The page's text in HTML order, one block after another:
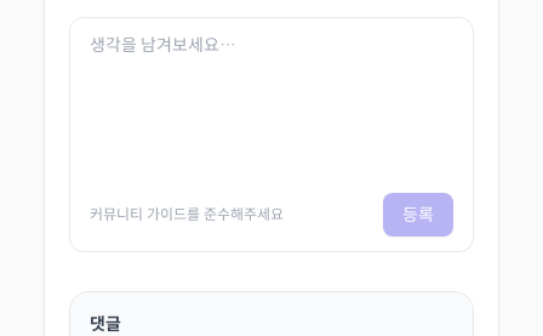
커뮤니티 가이드를 준수해주세요 등록
댓글